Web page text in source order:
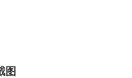
图